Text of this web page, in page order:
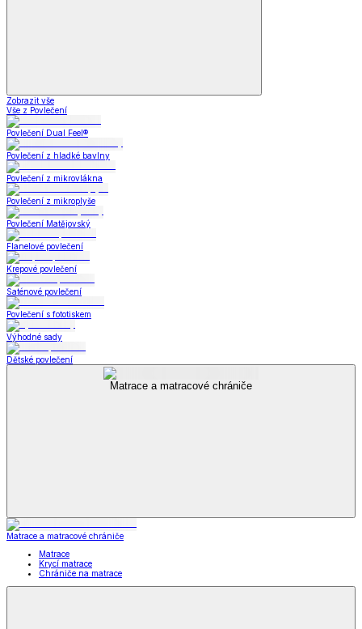
Zobrazit vše
Vše z Povlečení
Povlečení Dual Feel®
Povlečení z hladké bavlny
Povlečení z mikrovlákna
Povlečení z mikroplyše
Povlečení Matějovský
Flanelové povlečení
Krepové povlečení
Saténové povlečení
Povlečení s fototiskem
Výhodné sady
Dětské povlečení
Matrace a matracové chrániče
Matrace a matracové chrániče
Matrace
Krycí matrace
Chrániče na matrace